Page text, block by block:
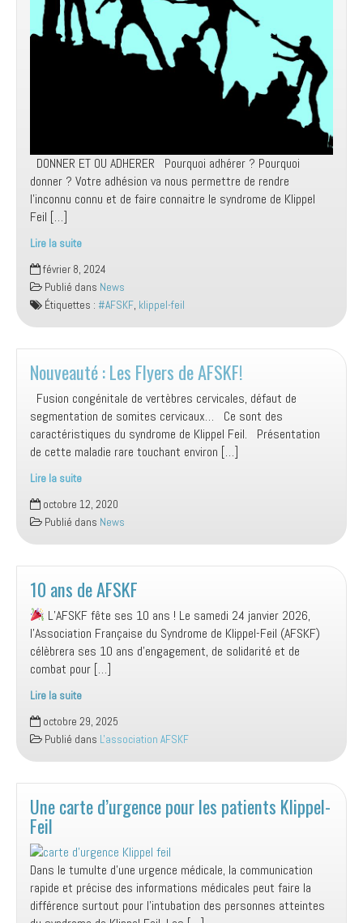
DONNER ET OU ADHERER Pourquoi adhérer ? Pourquoi
donner ? Votre adhésion va nous permettre de rendre
l’inconnu connu et de faire connaitre le syndrome de Klippel
Feil […]
Lire la suite
Campagne
de
Dons
et
Adhésions
2024
février 8, 2024
Publié dans News
Étiquettes : #AFSKF, klippel-feil
Nouveauté : Les Flyers de AFSKF!
Fusion congénitale de vertèbres cervicales, défaut de
segmentation de somites cervicaux… Ce sont des
caractéristiques du syndrome de Klippel Feil. Présentation
de cette maladie rare touchant environ […]
Lire la suite
Nouveauté
:
Les
Flyers
de
AFSKF!
octobre 12, 2020
Publié dans News
10 ans de AFSKF
L’AFSKF fête ses 10 ans ! Le samedi 24 janvier 2026,
l’Association Française du Syndrome de Klippel-Feil (AFSKF)
célèbrera ses 10 ans d’engagement, de solidarité et de
combat pour […]
Lire la suite
10
ans
de
AFSKF
octobre 29, 2025
Publié dans L'association AFSKF
Une carte d’urgence pour les patients Klippel-
Feil
Dans le tumulte d’une urgence médicale, la communication
rapide et précise des informations médicales peut faire la
différence surtout pour l’intubation des personnes atteintes